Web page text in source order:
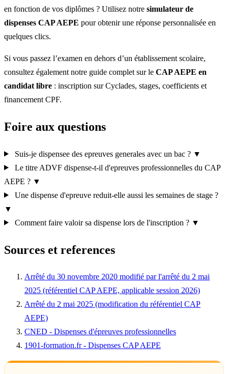
en fonction de vos diplômes ? Utilisez notre simulateur de
dispenses CAP AEPE pour obtenir une réponse personnalisée en
quelques clics.
Si vous passez l’examen en dehors d’un établissement scolaire,
consultez également notre guide complet sur le CAP AEPE en
candidat libre : inscription sur Cyclades, stages, coefficients et
financement CPF.
Foire aux questions
Suis-je dispensee des epreuves generales avec un bac ? ▼
Le titre ADVF dispense-t-il d'epreuves professionnelles du CAP
AEPE ? ▼
Une dispense d'epreuve reduit-elle aussi les semaines de stage ?
▼
Comment faire valoir sa dispense lors de l'inscription ? ▼
Sources et references
Arrêté du 30 novembre 2020 modifié par l'arrêté du 2 mai
2025 (référentiel CAP AEPE, applicable session 2026)
Arrêté du 2 mai 2025 (modification du référentiel CAP
AEPE)
CNED - Dispenses d'épreuves professionnelles
1901-formation.fr - Dispenses CAP AEPE